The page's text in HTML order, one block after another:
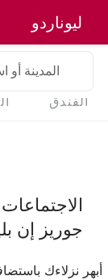
ليوناردو
المدينة أو
الفندق
جوريز إن
أبهر نزلاءك